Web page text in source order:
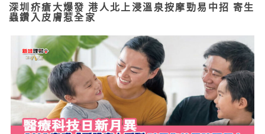
深圳疥瘡大爆發 港人北上浸溫泉按摩勁易中招 寄生
蟲鑽入皮膚惹全家